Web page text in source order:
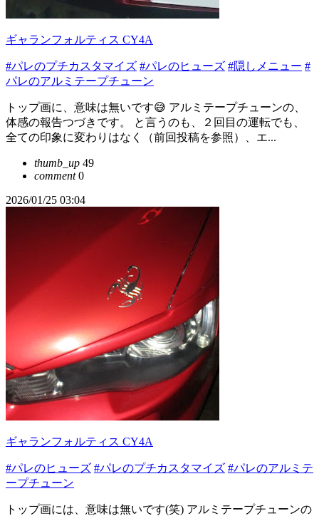
ギャランフォルティス CY4A
#パレのプチカスタマイズ #パレのヒューズ #隠しメニュー #
パレのアルミテープチューン
トップ画に、意味は無いです😅 アルミテープチューンの、
体感の報告つづきです。 と言うのも、２回目の運転でも、
全ての印象に変わりはなく（前回投稿を参照）、エ...
thumb_up 49
comment0
2026/01/25 03:04
ギャランフォルティス CY4A
#パレのヒューズ #パレのプチカスタマイズ #パレのアルミテ
ープチューン
トップ画には、意味は無いです(笑) アルミテープチューンの